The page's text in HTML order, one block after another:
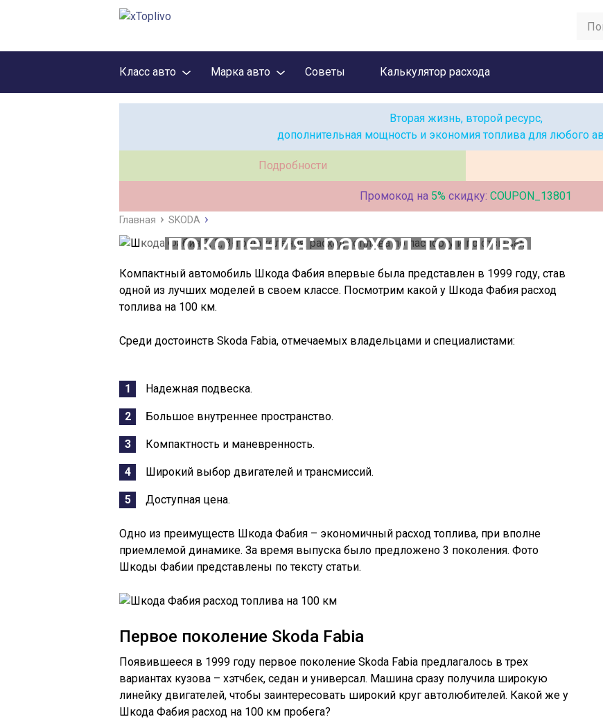
Класс авто Марка авто Советы Калькулятор расхода
Вторая жизнь, второй ресурс,
дополнительная мощность и экономия топлива для любого
Подробности
Промокод на 5% скидку: COUPON_13801
Главная SKODAШкода Фабия 1, 2, 3-го
поколения: расход топлива
по паспорту и по отзывам
Компактный автомобиль Шкода Фабия впервые была представлен в 1999 году, став
одной из лучших моделей в своем классе. Посмотрим какой у Шкода Фабия расход
топлива на 100 км.
Среди достоинств Skoda Fabia, отмечаемых владельцами и специалистами:
Надежная подвеска.
Большое внутреннее пространство.
Компактность и маневренность.
Широкий выбор двигателей и трансмиссий.
Доступная цена.
Одно из преимуществ Шкода Фабия – экономичный расход топлива, при вполне
приемлемой динамике. За время выпуска было предложено 3 поколения. Фото
Шкоды Фабии представлены по тексту статьи.
Первое поколение Skoda Fabia
Появившееся в 1999 году первое поколение Skoda Fabia предлагалось в трех
вариантах кузова – хэтчбек, седан и универсал. Машина сразу получила широкую
линейку двигателей, чтобы заинтересовать широкий круг автолюбителей. Какой же у
Шкода Фабия расход на 100 км пробега?